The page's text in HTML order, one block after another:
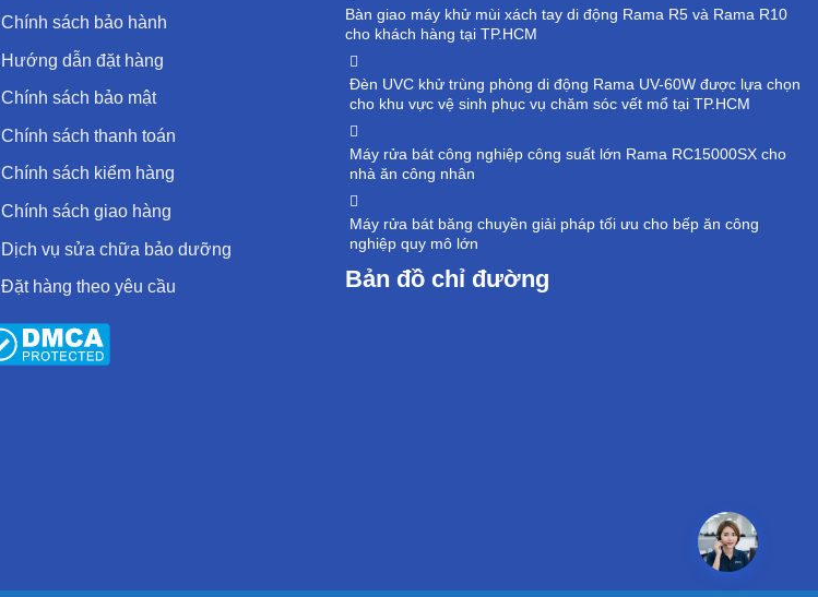
Chính sách bảo hành
Hướng dẫn đặt hàng
Chính sách bảo mật
Chính sách thanh toán
Chính sách kiểm hàng
Chính sách giao hàng
Dịch vụ sửa chữa bảo dưỡng
Đặt hàng theo yêu cầu
Bàn giao máy khử mùi xách tay di động Rama R5 và Rama R10
cho khách hàng tại TP.HCM
Đèn UVC khử trùng phòng di động Rama UV-60W được lựa chọn
cho khu vực vệ sinh phục vụ chăm sóc vết mổ tại TP.HCM
Máy rửa bát công nghiệp công suất lớn Rama RC15000SX cho
nhà ăn công nhân
Máy rửa bát băng chuyền giải pháp tối ưu cho bếp ăn công
nghiệp quy mô lớn
Bản đồ chỉ đường